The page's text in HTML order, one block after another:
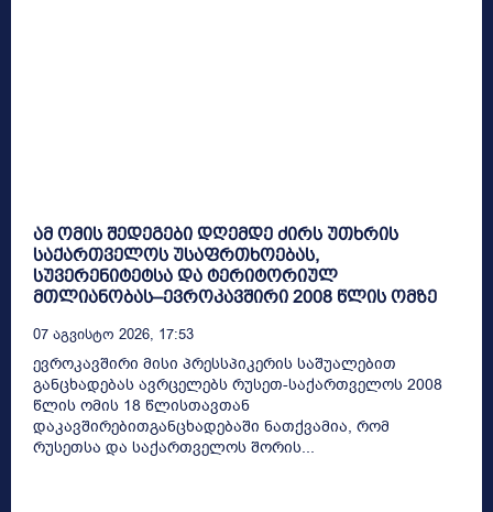
ამ ომის შედეგები დღემდე ძირს უთხრის
საქართველოს უსაფრთხოებას,
სუვერენიტეტსა და ტერიტორიულ
მთლიანობას–ევროკავშირი 2008 წლის ომზე
07 Აგვისტო 2026, 17:53
ევროკავშირი მისი პრესსპიკერის საშუალებით
განცხადებას ავრცელებს რუსეთ-საქართველოს 2008
წლის ომის 18 წლისთავთან
დაკავშირებითგანცხადებაში ნათქვამია, რომ
რუსეთსა და საქართველოს შორის...